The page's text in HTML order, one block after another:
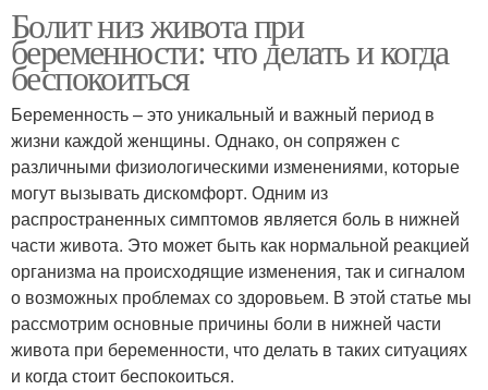
Болит низ живота при
беременности: что делать и когда
беспокоиться
Беременность – это уникальный и важный период в
жизни каждой женщины. Однако, он сопряжен с
различными физиологическими изменениями, которые
могут вызывать дискомфорт. Одним из
распространенных симптомов является боль в нижней
части живота. Это может быть как нормальной реакцией
организма на происходящие изменения, так и сигналом
о возможных проблемах со здоровьем. В этой статье мы
рассмотрим основные причины боли в нижней части
живота при беременности, что делать в таких ситуациях
и когда стоит беспокоиться.